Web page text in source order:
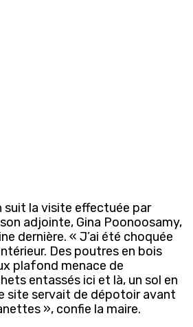
la visite effectuée par
adjointe, Gina Poonoosamy,
dernière. « J’ai été choquée
Des poutres en bois
plafond menace de
entassés ici et là, un sol en
site servait de dépotoir avant
», confie la maire.